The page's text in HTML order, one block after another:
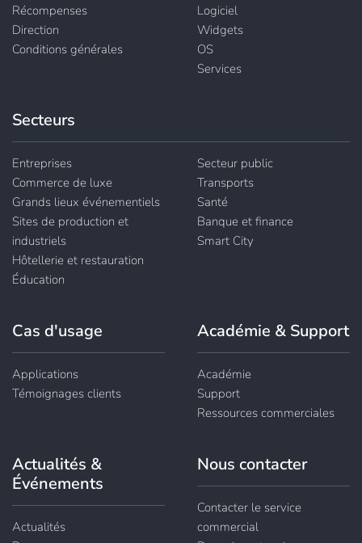
Récompenses
Direction
Conditions générales
Logiciel
Widgets
OS
Services
Secteurs
Entreprises
Commerce de luxe
Grands lieux événementiels
Sites de production et
industriels
Hôtellerie et restauration
Éducation
Secteur public
Transports
Santé
Banque et finance
Smart City
Cas d'usage
Applications
Témoignages clients
Académie & Support
Académie
Support
Ressources commerciales
Actualités &
Événements
Actualités
Nous contacter
Contacter le service
commercial